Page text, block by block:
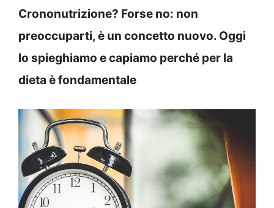
Crononutrizione? Forse no: non
preoccuparti, è un concetto nuovo. Oggi
lo spieghiamo e capiamo perché per la
dieta è fondamentale